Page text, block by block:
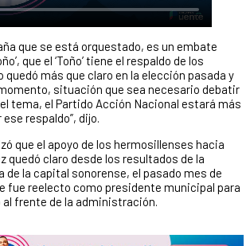
que se está orquestado, es un embate
que el ‘Toño’ tiene el respaldo de los
más que claro en la elección pasada y
situación que sea necesario debatir
tema, el Partido Acción Nacional estará más
respaldo”, dijo.
que el apoyo de los hermosillenses hacia
quedó claro desde los resultados de la
de la capital sonorense, el pasado mes de
fue reelecto como presidente municipal para
al frente de la administración.